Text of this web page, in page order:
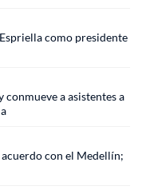
como presidente
a asistentes a
con el Medellín;